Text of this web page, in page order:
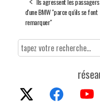
d'une BMW "parce qu'ils se font
remarquer"